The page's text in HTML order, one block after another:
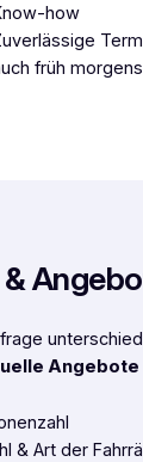
how
früh
&
Angebote
& Art der